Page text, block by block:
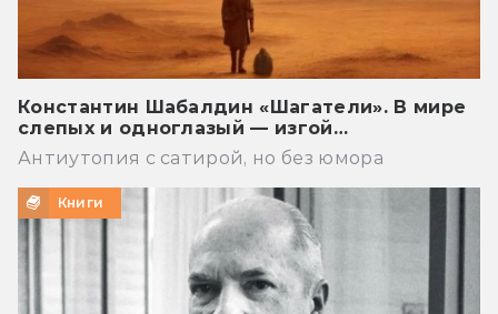
Константин Шабалдин «Шагатели». В мире
слепых и одноглазый — изгой…
Антиутопия с сатирой, но без юмора
Книги